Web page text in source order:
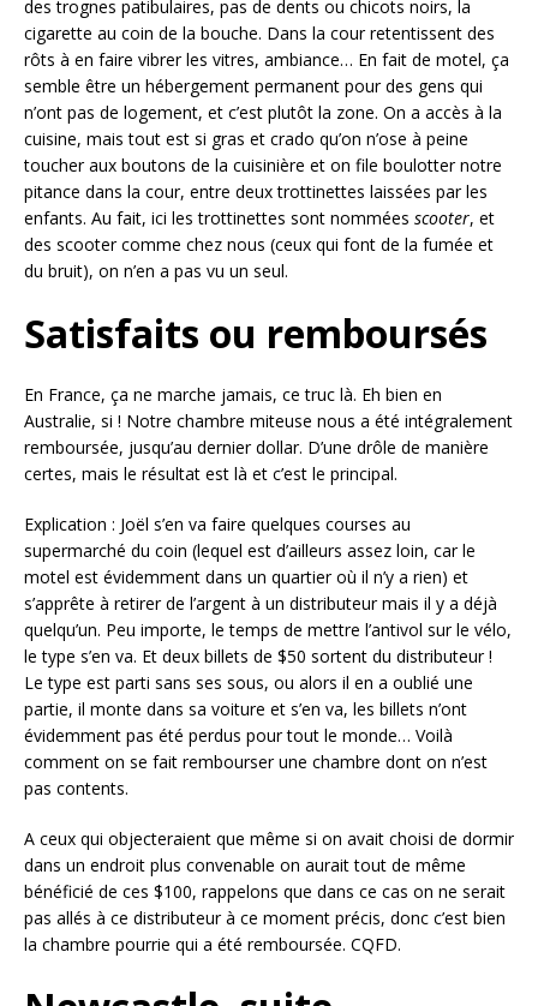
des trognes patibulaires, pas de dents ou chicots noirs, la
cigarette au coin de la bouche. Dans la cour retentissent des
rôts à en faire vibrer les vitres, ambiance… En fait de motel, ça
semble être un hébergement permanent pour des gens qui
n’ont pas de logement, et c’est plutôt la zone. On a accès à la
cuisine, mais tout est si gras et crado qu’on n’ose à peine
toucher aux boutons de la cuisinière et on file boulotter notre
pitance dans la cour, entre deux trottinettes laissées par les
enfants. Au fait, ici les trottinettes sont nommées scooter, et
des scooter comme chez nous (ceux qui font de la fumée et
du bruit), on n’en a pas vu un seul.
Satisfaits ou remboursés
En France, ça ne marche jamais, ce truc là. Eh bien en
Australie, si ! Notre chambre miteuse nous a été intégralement
remboursée, jusqu’au dernier dollar. D’une drôle de manière
certes, mais le résultat est là et c’est le principal.
Explication : Joël s’en va faire quelques courses au
supermarché du coin (lequel est d’ailleurs assez loin, car le
motel est évidemment dans un quartier où il n’y a rien) et
s’apprête à retirer de l’argent à un distributeur mais il y a déjà
quelqu’un. Peu importe, le temps de mettre l’antivol sur le vélo,
le type s’en va. Et deux billets de $50 sortent du distributeur !
Le type est parti sans ses sous, ou alors il en a oublié une
partie, il monte dans sa voiture et s’en va, les billets n’ont
évidemment pas été perdus pour tout le monde… Voilà
comment on se fait rembourser une chambre dont on n’est
pas contents.
A ceux qui objecteraient que même si on avait choisi de dormir
dans un endroit plus convenable on aurait tout de même
bénéficié de ces $100, rappelons que dans ce cas on ne serait
pas allés à ce distributeur à ce moment précis, donc c’est bien
la chambre pourrie qui a été remboursée. CQFD.